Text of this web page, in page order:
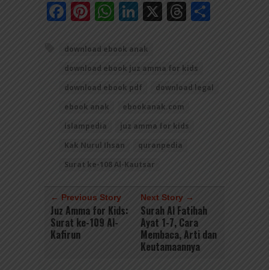
Facebook
Pinterest
WhatsApp
LinkedIn
X Threads
download ebook anak
download ebook juz amma for kids
download ebook pdf
download legal
ebook anak
ebookanak.com
islampedia
juz amma for kids
Kak Nurul Ihsan
quranpedia
Surat ke-108 Al-Kautsar
← Previous Story
Juz Amma for Kids:
Surat ke-109 Al-
Kafirun
Next Story →
Surah Al Fatihah
Ayat 1-7, Cara
Membaca, Arti dan
Keutamaannya